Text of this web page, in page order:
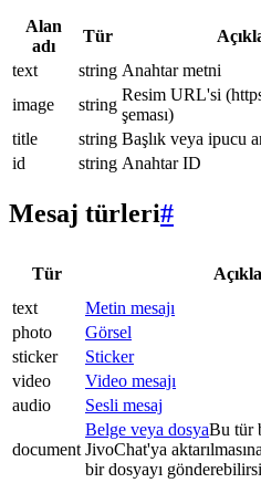
Alan
adı
Tür
text
string Anahtar metni
image
string
Resim URL'si
şeması)
title
string Başlık veya ipucu
id
string Anahtar ID
Mesaj türleri#
Tür
text
Metin mesajı
photo
Görsel
sticker
Sticker
video
Video mesajı
audio
Sesli mesaj
document
Belge veya dosyaBu tür
JivoChat'ya
bir dosyayı